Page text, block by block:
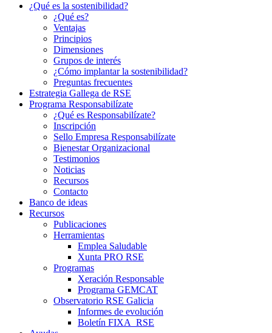
¿Qué es la sostenibilidad?
¿Qué es?
Ventajas
Principios
Dimensiones
Grupos de interés
¿Cómo implantar la sostenibilidad?
Preguntas frecuentes
Estrategia Gallega de RSE
Programa Responsabilízate
¿Qué es Responsabilízate?
Inscripción
Sello Empresa Responsabilízate
Bienestar Organizacional
Testimonios
Noticias
Recursos
Contacto
Banco de ideas
Recursos
Publicaciones
Herramientas
Emplea Saludable
Xunta PRO RSE
Programas
Xeración Responsable
Programa GEMCAT
Observatorio RSE Galicia
Informes de evolución
Boletín FIXA_RSE